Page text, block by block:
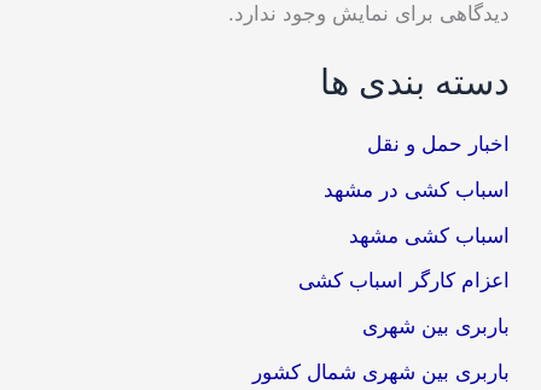
دیدگاهی برای نمایش وجود ندارد.
دسته بندی ها
اخبار حمل و نقل
اسباب کشی در مشهد
اسباب کشی مشهد
اعزام کارگر اسباب کشی
باربری بین شهری
باربری بین شهری شمال کشور